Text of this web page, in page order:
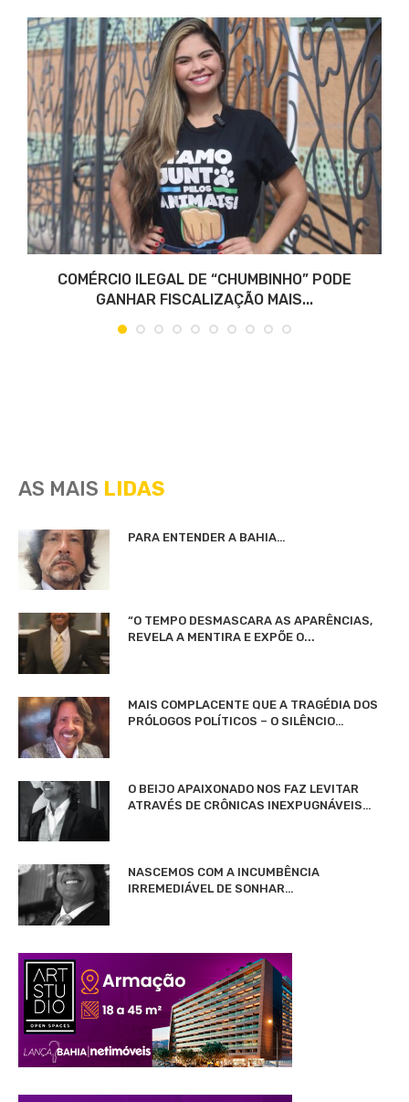
COMÉRCIO ILEGAL DE “CHUMBINHO” PODE
GANHAR FISCALIZAÇÃO MAIS...
AS MAIS LIDAS
PARA ENTENDER A BAHIA…
“O TEMPO DESMASCARA AS APARÊNCIAS,
REVELA A MENTIRA E EXPÕE O...
MAIS COMPLACENTE QUE A TRAGÉDIA DOS
PRÓLOGOS POLÍTICOS – O SILÊNCIO…
O BEIJO APAIXONADO NOS FAZ LEVITAR
ATRAVÉS DE CRÔNICAS INEXPUGNÁVEIS…
NASCEMOS COM A INCUMBÊNCIA
IRREMEDIÁVEL DE SONHAR…